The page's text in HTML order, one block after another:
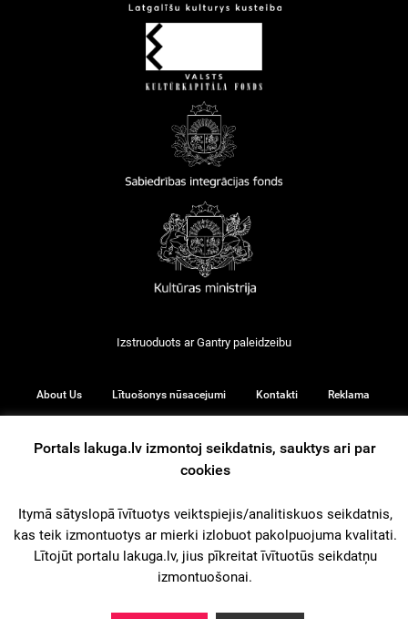
Izstruoduots arGantry paleidzeibu
About Us Lītuošonys nūsacejumi Kontakti Reklama
© 2026
iz augšu
Portals lakuga.lv izmontoj seikdatnis, sauktys ari par
cookies
Itymā sātyslopā īvītuotys veiktspiejis/analitiskuos seikdatnis,
kas teik izmontuotys ar mierki izlobuot pakolpuojuma kvalitati.
Lītojūt portalu lakuga.lv, jius pīkreitat īvītuotūs seikdatņu
izmontuošonai.